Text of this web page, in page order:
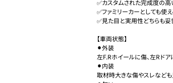
✅カスタムされた完成度の
✅ファミリーカーとしても使
✅見た目と実用性どちらも妥
【車両状態】
⚫︎外装
左F.Rホイールに傷、左Rド
⚫︎内装
取材時大きな傷やスレなど